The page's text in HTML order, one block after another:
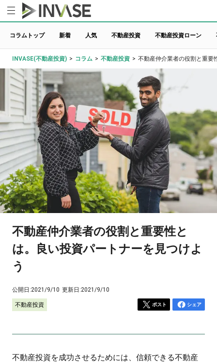
コラムトップ 新着 人気 不動産投資 不動産投資ローン
INVASE(不動産投資) > コラム > 不動産投資 > 不動産仲介業者の役割と重要
不動産仲介業者の役割と重要性と
は。良い投資パートナーを見つけよ
う
公開日:2021/9/10 更新日:2021/9/10
不動産投資 ポスト シェア
不動産投資を成功させるためには、信頼できる不動産